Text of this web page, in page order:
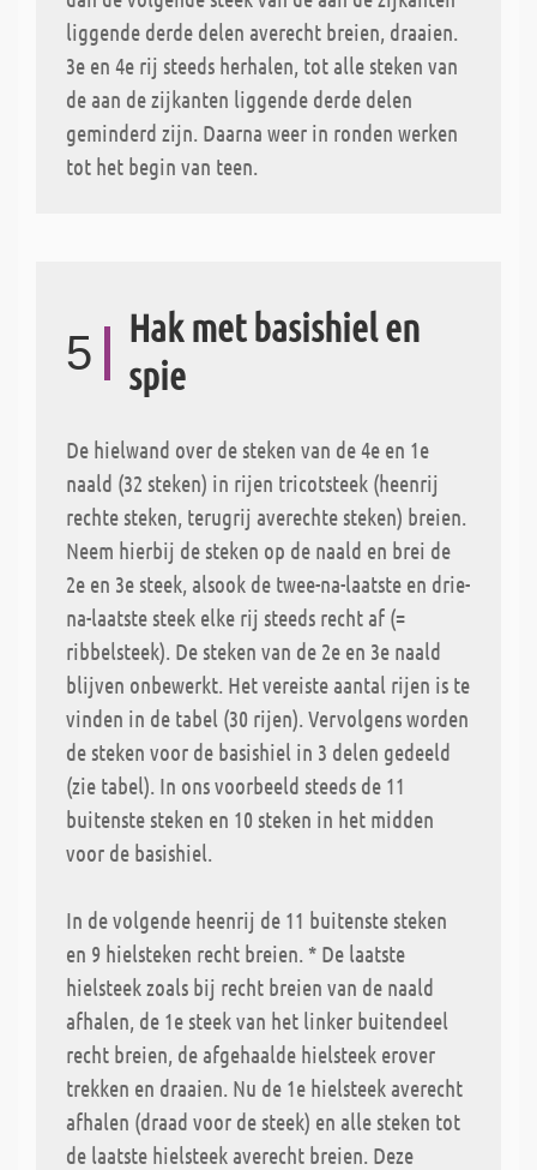
liggende derde delen averecht breien, draaien.
3e en 4e rij steeds herhalen, tot alle steken van
de aan de zijkanten liggende derde delen
geminderd zijn. Daarna weer in ronden werken
tot het begin van teen.
5
Hak met basishiel en
spie
De hielwand over de steken van de 4e en 1e
naald (32 steken) in rijen tricotsteek (heenrij
rechte steken, terugrij averechte steken) breien.
Neem hierbij de steken op de naald en brei de
2e en 3e steek, alsook de twee-na-laatste en drie-
na-laatste steek elke rij steeds recht af (=
ribbelsteek). De steken van de 2e en 3e naald
blijven onbewerkt. Het vereiste aantal rijen is te
vinden in de tabel (30 rijen). Vervolgens worden
de steken voor de basishiel in 3 delen gedeeld
(zie tabel). In ons voorbeeld steeds de 11
buitenste steken en 10 steken in het midden
voor de basishiel.
In de volgende heenrij de 11 buitenste steken
en 9 hielsteken recht breien. * De laatste
hielsteek zoals bij recht breien van de naald
afhalen, de 1e steek van het linker buitendeel
recht breien, de afgehaalde hielsteek erover
trekken en draaien. Nu de 1e hielsteek averecht
afhalen (draad voor de steek) en alle steken tot
de laatste hielsteek averecht breien. Deze